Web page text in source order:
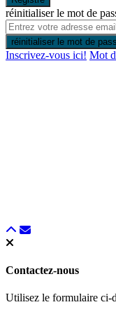
réinitialiser le mot de
réinitialiser le mot de
Inscrivez-vous ici! Mot
Contactez-nous
Utilisez le formulaire ci-